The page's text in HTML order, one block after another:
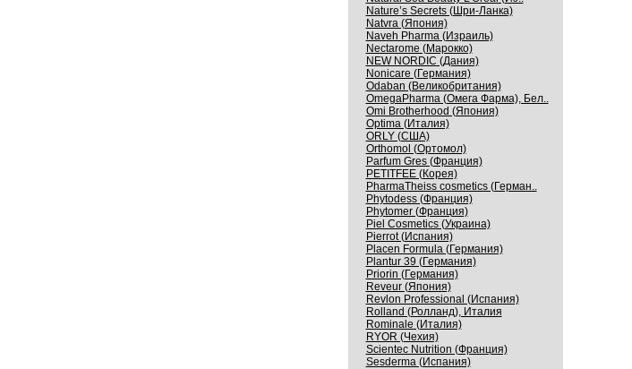
Nature’s Secrets (Шри-Ланка)
Natvra (Япония)
Naveh Pharma (Израиль)
Nectarome (Марокко)
NEW NORDIC (Дания)
Nonicare (Германия)
Odaban (Великобритания)
OmegaPharma (Омега Фарма), Бел..
Omi Brotherhood (Япония)
Optima (Италия)
ORLY (США)
Orthomol (Ортомол)
Parfum Gres (Франция)
PETITFEE (Корея)
PharmaTheiss cosmetics (Герман..
Phytodess (Франция)
Phytomer (Франция)
Piel Cosmetics (Украина)
Pierrot (Испания)
Placen Formula (Германия)
Plantur 39 (Германия)
Priorin (Германия)
Reveur (Япония)
Revlon Professional (Испания)
Rolland (Ролланд), Италия
Rominale (Италия)
RYOR (Чехия)
Scientec Nutrition (Франция)
Sesderma (Испания)